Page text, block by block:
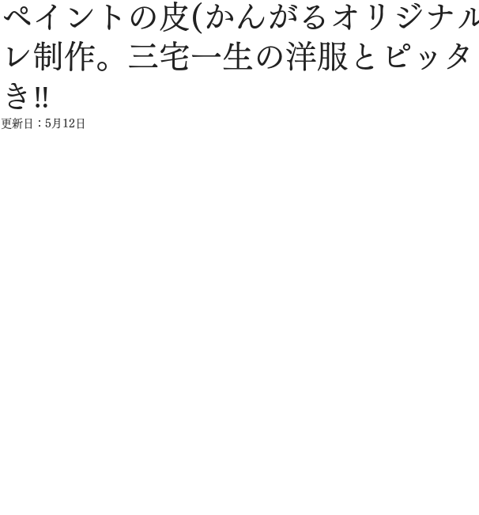
ペイントの皮(かんがるオリジナ
レ制作。三宅一生の洋服とピッ
き‼️
更新日： 5月12日